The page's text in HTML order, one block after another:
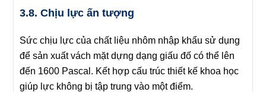
3.8. Chịu lực ấn tượng
Sức chịu lực của chất liệu nhôm nhập khẩu sử dụng
để sản xuất vách mặt dựng dạng giấu đố có thể lên
đến 1600 Pascal. Kết hợp cấu trúc thiết kế khoa học
giúp lực không bị tập trung vào một điểm.